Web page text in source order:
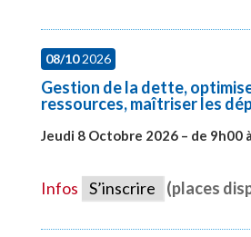
08/102026
Gestion de la dette,
ressources, maîtriser les
Jeudi 8 Octobre 2026 – de 9h00
Infos S’inscrire (places